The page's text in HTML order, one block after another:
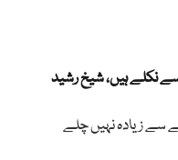
اہم ہیں، حکومت 5 مہینے سے زیادہ نہیں چلے